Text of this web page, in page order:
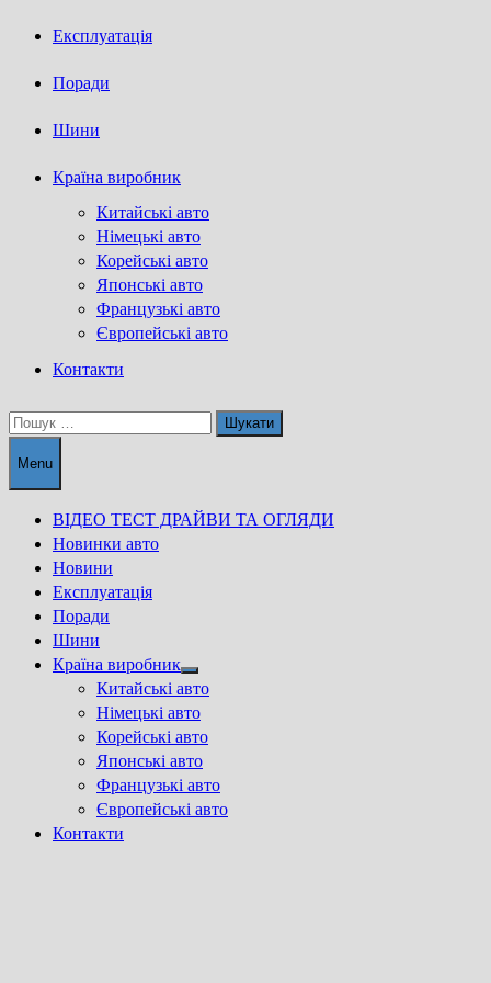
Експлуатація
Поради
Шини
Країна виробник
Китайські авто
Німецькі авто
Корейські авто
Японські авто
Французькі авто
Європейські авто
Контакти
Пошук:
Menu
ВІДЕО ТЕСТ ДРАЙВИ ТА ОГЛЯДИ
Новинки авто
Новини
Експлуатація
Поради
Шини
Країна виробник
Show
sub
menu
Китайські авто
Німецькі авто
Корейські авто
Японські авто
Французькі авто
Європейські авто
Контакти